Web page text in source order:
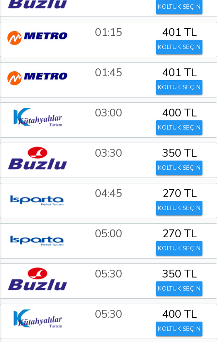
KOLTUK SEÇİN
01:15 401 TL
KOLTUK SEÇİN
01:45 401 TL
KOLTUK SEÇİN
03:00 400 TL
KOLTUK SEÇİN
03:30 350 TL
KOLTUK SEÇİN
04:45 270 TL
KOLTUK SEÇİN
05:00 270 TL
KOLTUK SEÇİN
05:30 350 TL
KOLTUK SEÇİN
05:30 400 TL
KOLTUK SEÇİN